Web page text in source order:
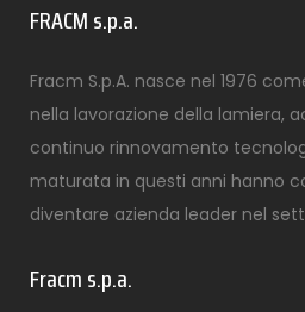
FRACM s.p.a.
Fracm S.p.A. nasce nel 1976
nella lavorazione della lamiera,
continuo rinnovamento
maturata in questi anni hanno
diventare azienda leader nel
Fracm s.p.a.